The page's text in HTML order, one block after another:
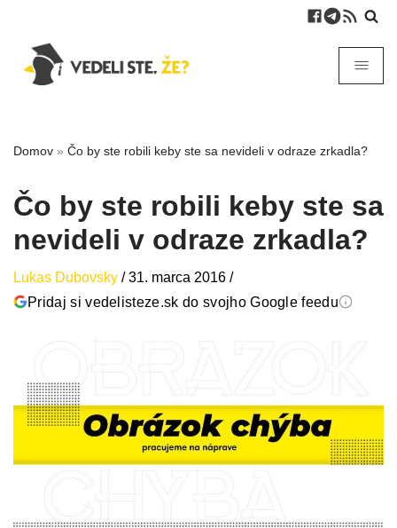
Domov » Čo by ste robili keby ste sa nevideli v odraze zrkadla?
Čo by ste robili keby ste sa
nevideli v odraze zrkadla?
Lukas Dubovsky /31. marca 2016 /
Pridaj si vedelisteze.sk do svojho Google feedu